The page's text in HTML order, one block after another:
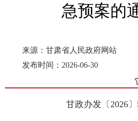
急预案的
来源：甘肃省人民政府网站
发布时间：2026-06-30
甘政办发〔2026